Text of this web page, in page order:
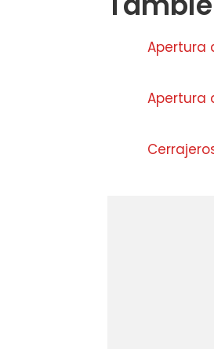
Apertura
Apertura